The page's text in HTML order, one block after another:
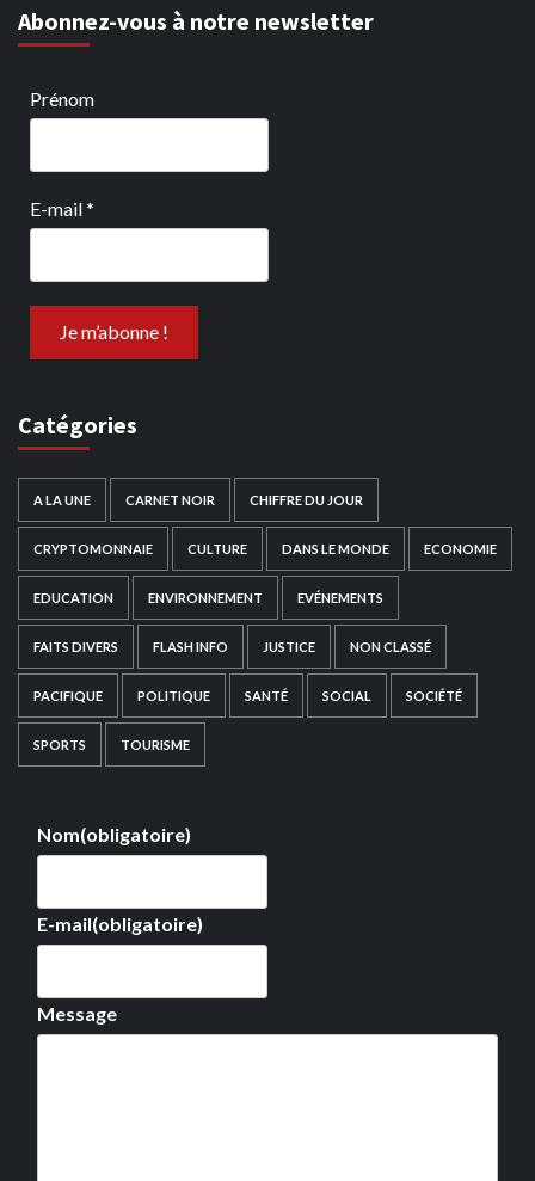
Abonnez-vous à notre newsletter
Prénom
E-mail*
Catégories
A LA UNE CARNET NOIR CHIFFRE DU JOUR
CRYPTOMONNAIE CULTURE DANS LE MONDE ECONOMIE
EDUCATION ENVIRONNEMENT EVÉNEMENTS
FAITS DIVERS FLASH INFO JUSTICE NON CLASSÉ
PACIFIQUE POLITIQUE SANTÉ SOCIAL SOCIÉTÉ
SPORTS TOURISME
Nom(obligatoire)
E-mail(obligatoire)
Message